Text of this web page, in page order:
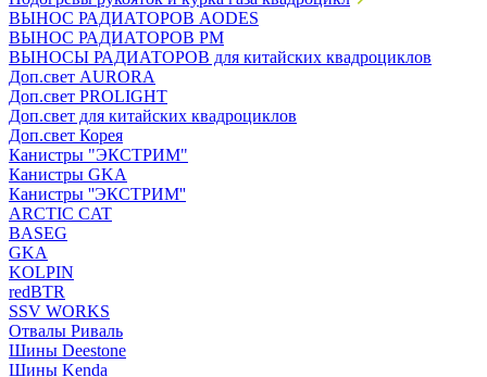
ВЫНОС РАДИАТОРОВ AODES
ВЫНОС РАДИАТОРОВ РМ
ВЫНОСЫ РАДИАТОРОВ для китайских квадроциклов
Доп.свет AURORA
Доп.свет PROLIGHT
Доп.свет для китайских квадроциклов
Доп.свет Корея
Канистры "ЭКСТРИМ"
Канистры GKA
Канистры ''ЭКСТРИМ''
ARCTIC CAT
BASEG
GKA
KOLPIN
redBTR
SSV WORKS
Отвалы Риваль
Шины Deestone
Шины Kenda